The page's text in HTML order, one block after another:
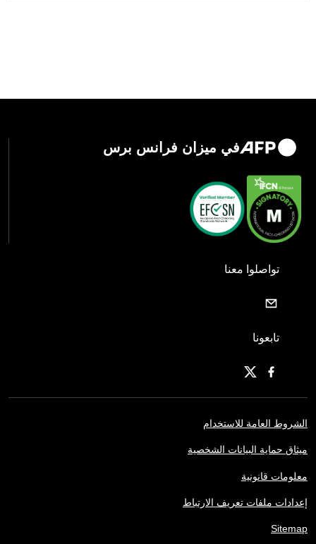
في ميزان فرانس برس
تواصلوا معنا
تابعونا
الشروط العامة للاستخدام
ميثاق حماية البيانات الشخصية
معلومات قانونية
إعدادات ملفات تعريف الارتباط
Sitemap